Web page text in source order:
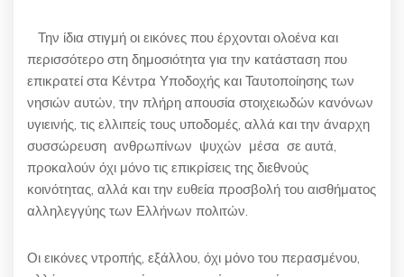
Την ίδια στιγμή οι εικόνες που έρχονται ολοένα και
περισσότερο στη δημοσιότητα για την κατάσταση που
επικρατεί στα Κέντρα Υποδοχής και Ταυτοποίησης των
νησιών αυτών, την πλήρη απουσία στοιχειωδών κανόνων
υγιεινής, τις ελλιπείς τους υποδομές, αλλά και την άναρχη
συσσώρευση ανθρωπίνων ψυχών μέσα σε αυτά,
προκαλούν όχι μόνο τις επικρίσεις της διεθνούς
κοινότητας, αλλά και την ευθεία προσβολή του αισθήματος
αλληλεγγύης των Ελλήνων πολιτών.
Οι εικόνες ντροπής, εξάλλου, όχι μόνο του περασμένου,